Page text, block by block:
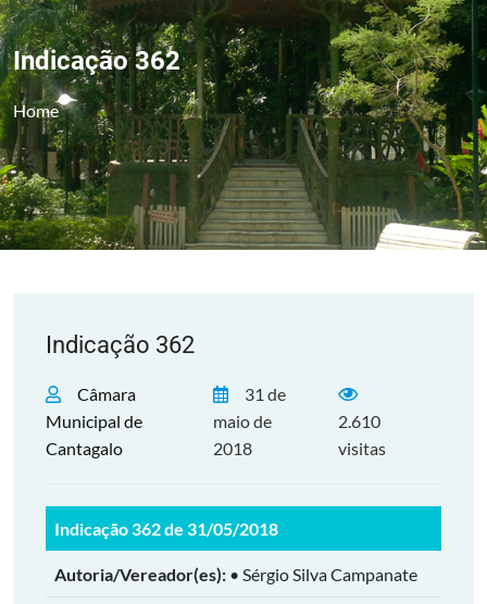
Indicação 362
Home
Indicação 362
Câmara
Municipal de
Cantagalo
31 de
maio de
2018
2.610
visitas
Indicação 362 de 31/05/2018
Autoria/Vereador(es): • Sérgio Silva Campanate